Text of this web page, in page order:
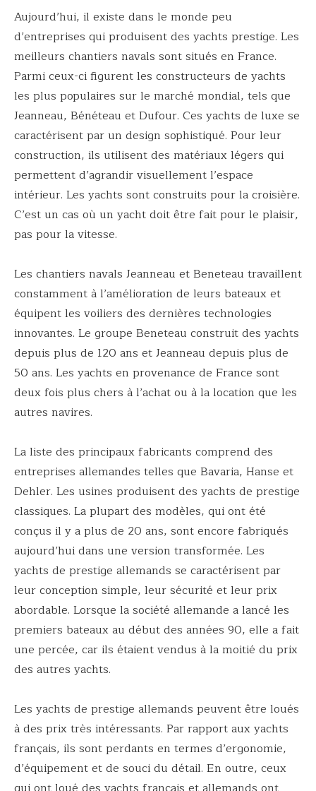
Aujourd’hui, il existe dans le monde peu
d’entreprises qui produisent des yachts prestige. Les
meilleurs chantiers navals sont situés en France.
Parmi ceux-ci figurent les constructeurs de yachts
les plus populaires sur le marché mondial, tels que
Jeanneau, Bénéteau et Dufour. Ces yachts de luxe se
caractérisent par un design sophistiqué. Pour leur
construction, ils utilisent des matériaux légers qui
permettent d’agrandir visuellement l’espace
intérieur. Les yachts sont construits pour la croisière.
C’est un cas où un yacht doit être fait pour le plaisir,
pas pour la vitesse.
Les chantiers navals Jeanneau et Beneteau travaillent
constamment à l’amélioration de leurs bateaux et
équipent les voiliers des dernières technologies
innovantes. Le groupe Beneteau construit des yachts
depuis plus de 120 ans et Jeanneau depuis plus de
50 ans. Les yachts en provenance de France sont
deux fois plus chers à l’achat ou à la location que les
autres navires.
La liste des principaux fabricants comprend des
entreprises allemandes telles que Bavaria, Hanse et
Dehler. Les usines produisent des yachts de prestige
classiques. La plupart des modèles, qui ont été
conçus il y a plus de 20 ans, sont encore fabriqués
aujourd’hui dans une version transformée. Les
yachts de prestige allemands se caractérisent par
leur conception simple, leur sécurité et leur prix
abordable. Lorsque la société allemande a lancé les
premiers bateaux au début des années 90, elle a fait
une percée, car ils étaient vendus à la moitié du prix
des autres yachts.
Les yachts de prestige allemands peuvent être loués
à des prix très intéressants. Par rapport aux yachts
français, ils sont perdants en termes d’ergonomie,
d’équipement et de souci du détail. En outre, ceux